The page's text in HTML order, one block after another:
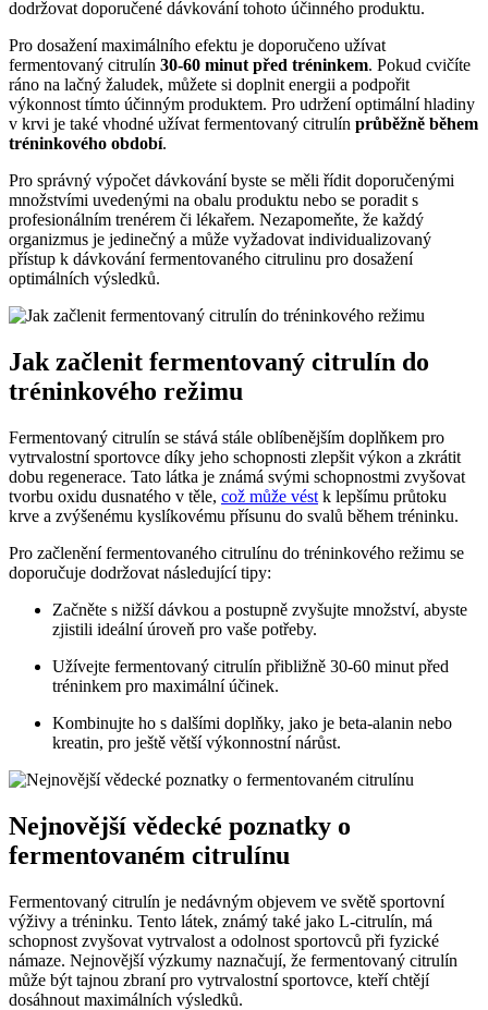
dodržovat doporučené dávkování tohoto účinného produktu.
Pro dosažení maximálního efektu je doporučeno užívat
fermentovaný citrulín 30-60 minut před tréninkem. Pokud cvičíte
ráno na lačný žaludek, můžete si doplnit energii a podpořit
výkonnost tímto účinným produktem. Pro udržení optimální hladiny
v krvi je také vhodné užívat fermentovaný citrulín průběžně během
tréninkového období.
Pro správný výpočet dávkování byste se měli řídit doporučenými
množstvími uvedenými na obalu produktu nebo se poradit s
profesionálním trenérem či lékařem. Nezapomeňte, že každý
organizmus je jedinečný a může vyžadovat individualizovaný
přístup k dávkování fermentovaného citrulinu pro dosažení
optimálních výsledků.
Jak začlenit fermentovaný citrulín do
tréninkového režimu
Fermentovaný citrulín se stává stále oblíbenějším doplňkem pro
vytrvalostní sportovce díky jeho schopnosti zlepšit výkon a zkrátit
dobu regenerace. Tato látka je známá svými schopnostmi zvyšovat
tvorbu oxidu dusnatého v těle, což může vést k lepšímu průtoku
krve a zvýšenému kyslíkovému přísunu do svalů během tréninku.
Pro začlenění fermentovaného citrulínu do tréninkového režimu se
doporučuje dodržovat následující tipy:
Začněte s nižší dávkou a postupně zvyšujte množství, abyste
zjistili ideální úroveň pro vaše potřeby.
Užívejte fermentovaný citrulín přibližně 30-60 minut před
tréninkem pro maximální účinek.
Kombinujte ho s dalšími doplňky, jako je beta-alanin nebo
kreatin, pro ještě větší výkonnostní nárůst.
Nejnovější vědecké poznatky o
fermentovaném citrulínu
Fermentovaný citrulín je nedávným objevem ve světě sportovní
výživy a tréninku. Tento látek, známý také jako L-citrulín, má
schopnost zvyšovat vytrvalost a odolnost sportovců při fyzické
námaze. Nejnovější výzkumy naznačují, že fermentovaný citrulín
může být tajnou zbraní pro vytrvalostní sportovce, kteří chtějí
dosáhnout maximálních výsledků.